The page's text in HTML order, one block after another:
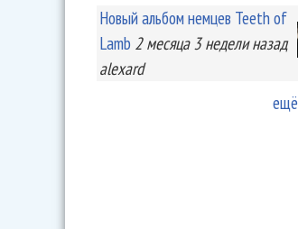
Новый альбом немцев Teeth of
Lamb 2 месяца 3 неделиназад
alexard
ещё